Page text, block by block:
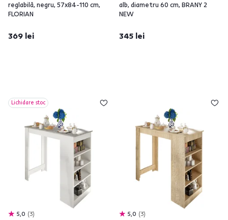
reglabilă, negru, 57x84-110 cm,
FLORIAN
369 lei
alb, diametru 60 cm, BRANY 2
NEW
345 lei
Lichidare stoc
5,0 3 5,0 3